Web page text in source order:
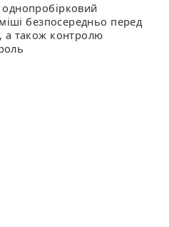
безпосередньо перед
а також контролю